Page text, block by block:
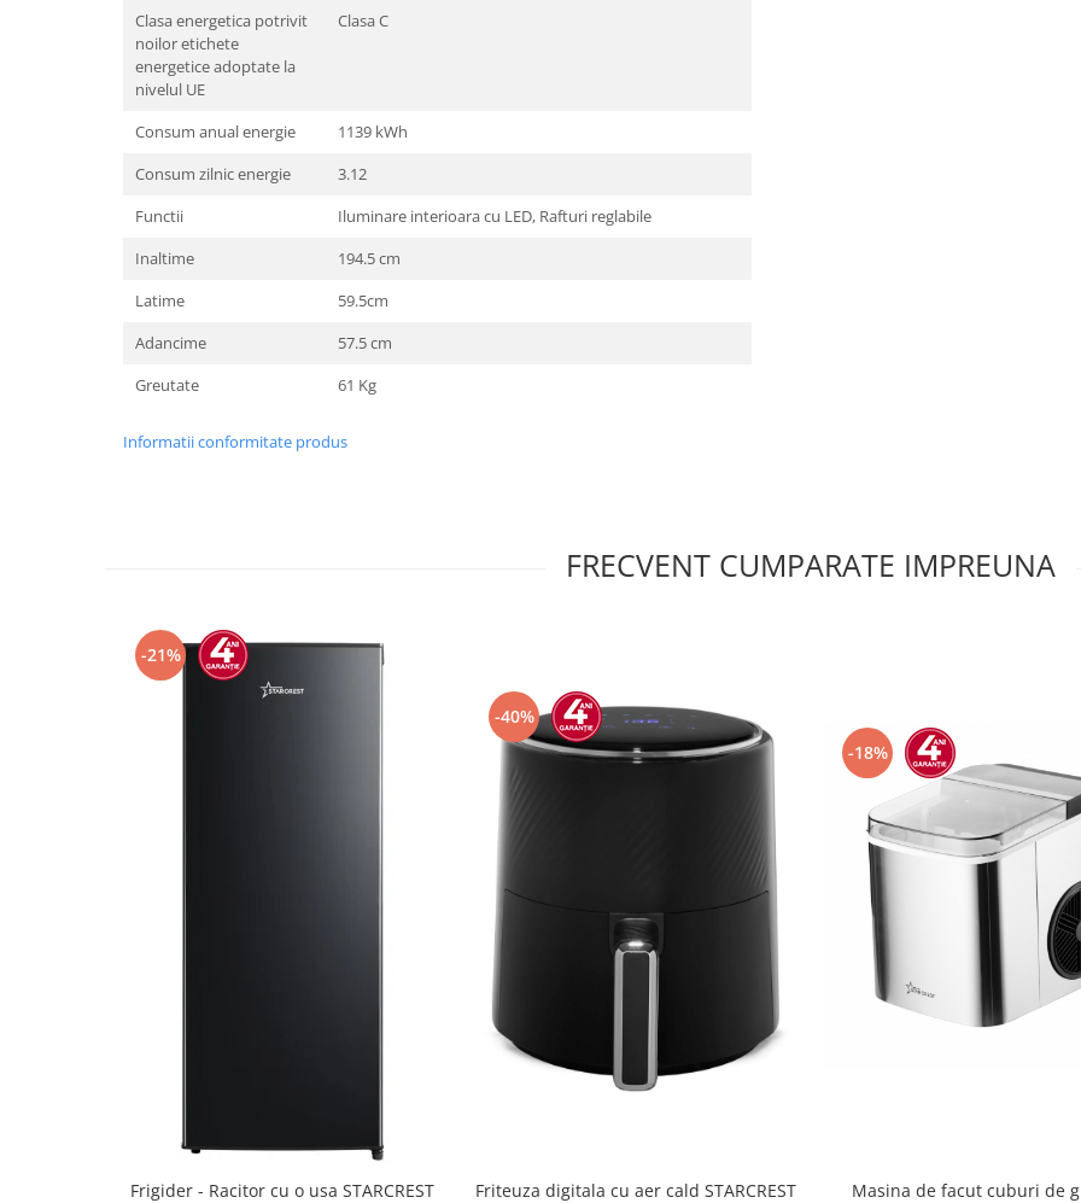
Clasa energetica potrivit
noilor etichete
energetice adoptate la
nivelul UE
Clasa C
Consum anual energie
1139 kWh
Consum zilnic energie
3.12
Functii
Iluminare interioara cu LED, Rafturi reglabile
Inaltime
194.5 cm
Latime
59.5cm
Adancime
57.5 cm
Greutate
61 Kg
Informatii conformitate produs
FRECVENT CUMPARATE IMPREUNA
-21%
Frigider - Racitor cu o usa STARCREST
-40%
Friteuza digitala cu aer cald STARCREST
-18%
Masina de facut cuburi de